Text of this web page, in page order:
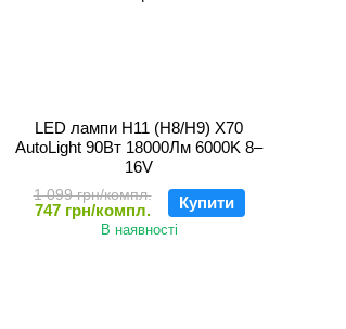
LED лампи H11 (H8/H9) X70
AutoLight 90Вт 18000Лм 6000K 8–
16V
1 099 грн/компл.
747 грн/компл. Купити
В наявності